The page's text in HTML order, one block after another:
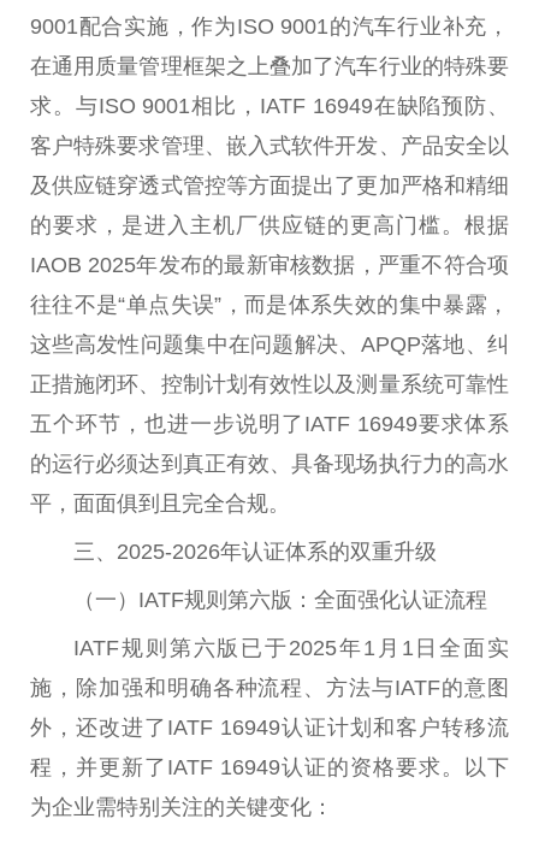
9001配合实施，作为ISO 9001的汽车行业补充，
在通用质量管理框架之上叠加了汽车行业的特殊要
求。与ISO 9001相比，IATF 16949在缺陷预防、
客户特殊要求管理、嵌入式软件开发、产品安全以
及供应链穿透式管控等方面提出了更加严格和精细
的要求，是进入主机厂供应链的更高门槛。根据
IAOB 2025年发布的最新审核数据，严重不符合项
往往不是“单点失误”，而是体系失效的集中暴露，
这些高发性问题集中在问题解决、APQP落地、纠
正措施闭环、控制计划有效性 以及测量系统可靠性
五个环节，也进一步说明了IATF 16949要求体系
的运行必须达到真正有效、具备现场执行力的高水
平 ，面面俱到且完全合规。
三、2025-2026年认证体系的双重升级
（一）IATF规则第六版：全面强化认证流程
IATF规则第六版已于2025年1月1日全面实
施，除加强和明确各种流程、方法与IATF的意图
外，还改进了IATF 16949认证计划和客户转移流
程，并更新了IATF 16949认证的资格要求。以下
为企业需特别关注的关键变化：